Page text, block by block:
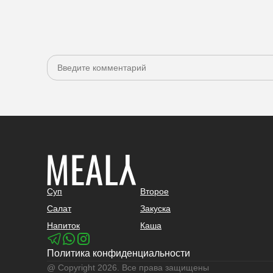
Суп
Второе
Салат
Закуска
Напиток
Каша
Политика конфиденциальности
@ Copyright 2026. Все права защищены